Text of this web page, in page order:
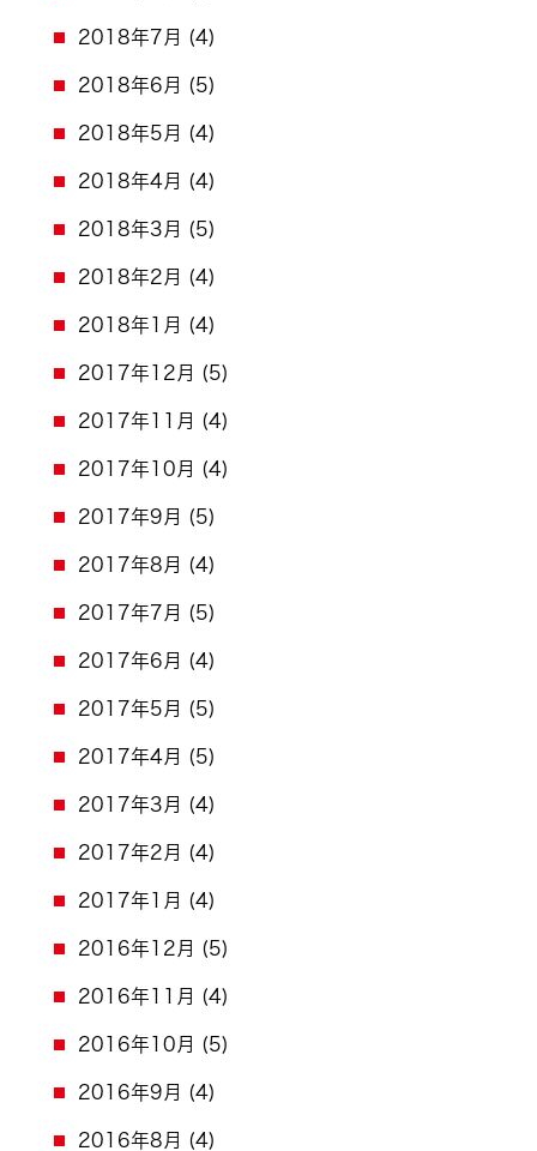
2018年7月 (4)
2018年6月 (5)
2018年5月 (4)
2018年4月 (4)
2018年3月 (5)
2018年2月 (4)
2018年1月 (4)
2017年12月 (5)
2017年11月 (4)
2017年10月 (4)
2017年9月 (5)
2017年8月 (4)
2017年7月 (5)
2017年6月 (4)
2017年5月 (5)
2017年4月 (5)
2017年3月 (4)
2017年2月 (4)
2017年1月 (4)
2016年12月 (5)
2016年11月 (4)
2016年10月 (5)
2016年9月 (4)
2016年8月 (4)